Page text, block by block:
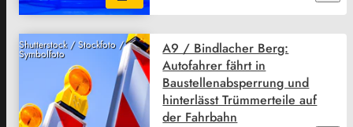
Shutterstock / Stockfoto /
Symbolfoto
A9 / Bindlacher Berg:
Autofahrer fährt in
Baustellenabsperrung und
hinterlässt Trümmerteile auf
der Fahrbahn